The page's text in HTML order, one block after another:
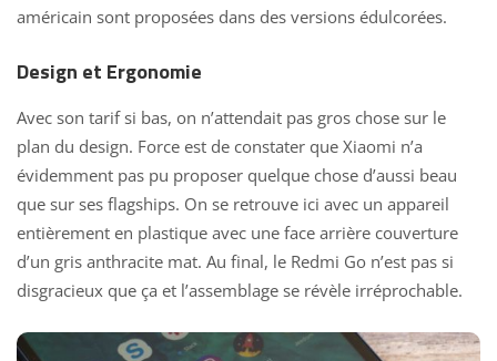
américain sont proposées dans des versions édulcorées.
Design et Ergonomie
Avec son tarif si bas, on n’attendait pas gros chose sur le
plan du design. Force est de constater que Xiaomi n’a
évidemment pas pu proposer quelque chose d’aussi beau
que sur ses flagships. On se retrouve ici avec un appareil
entièrement en plastique avec une face arrière couverture
d’un gris anthracite mat. Au final, le Redmi Go n’est pas si
disgracieux que ça et l’assemblage se révèle irréprochable.